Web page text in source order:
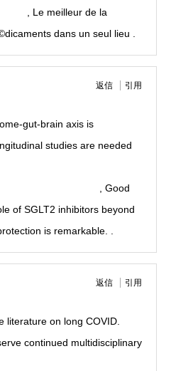
, Le meilleur de la
dans un seul lieu .
返信 引用
gut-brain axis is
studies are needed
, Good
of SGLT2 inhibitors beyond
is remarkable. .
返信 引用
literature on long COVID.
continued multidisciplinary